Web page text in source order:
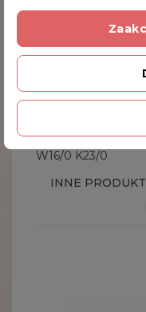
Na razie
Dodatkowe
Kod produktu
W16/0 K23/0
INNE